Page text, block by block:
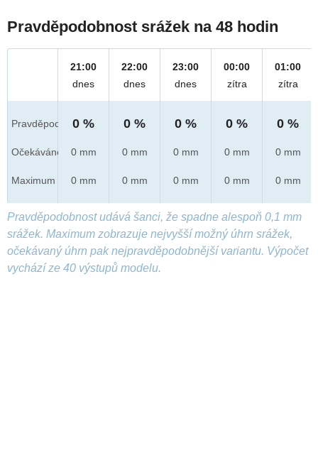
Pravděpodobnost srážek na 48 hodin
Pravděpod.
Očekáváno
Maximum
21:00
dnes
0 %
0 mm
0 mm
22:00
dnes
0 %
0 mm
0 mm
23:00
dnes
0 %
0 mm
0 mm
00:00
zítra
0 %
0 mm
0 mm
01:00
zítra
0 %
0 mm
0 mm
Pravděpodobnost udává šanci, že spadne alespoň 0,1 mm
srážek. Maximum zobrazuje nejvyšší možný úhrn srážek,
očekávaný úhrn pak nejpravděpodobnější variantu. Výpočet
vychází ze 40 výstupů modelu.